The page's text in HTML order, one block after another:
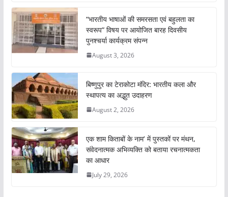
…
“भारतीय भाषाओं की समरसता एवं बहुलता का
स्वरूप” विषय पर आयोजित बारह दिवसीय
पुनश्चर्या कार्यक्रम संपन्न
August 3, 2026
बिष्णुपुर का टेराकोटा मंदिर: भारतीय कला और
स्थापत्य का अद्भुत उदाहरण
August 2, 2026
एक शाम किताबों के नाम’ में पुस्तकों पर मंथन,
संवेदनात्मक अभिव्यक्ति को बताया रचनात्मकता
का आधार
July 29, 2026